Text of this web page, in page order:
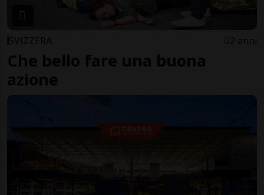
SVIZZERA 2 anni
Che bello fare una buona
azione